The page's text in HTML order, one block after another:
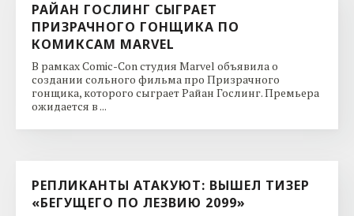
РАЙАН ГОСЛИНГ СЫГРАЕТ
ПРИЗРАЧНОГО ГОНЩИКА ПО
КОМИКСАМ MARVEL
В рамках Comic-Con студия Marvel объявила о
создании сольного фильма про Призрачного
гонщика, которого сыграет Райан Гослинг. Премьера
ожидается в ...
РЕПЛИКАНТЫ АТАКУЮТ: ВЫШЕЛ ТИЗЕР
«БЕГУЩЕГО ПО ЛЕЗВИЮ 2099»